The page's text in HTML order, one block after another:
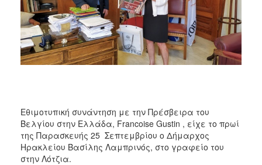
2006
ΔΗΜΟΤΗΣ
ΗΡΑΚΛΕΙΟ
Εθιμοτυπική συνάντηση με την Πρέσβειρα του
Βελγίου στην Ελλάδα, Francoise Gustin , είχε το πρωί
της Παρασκευής 25 Σεπτεμβρίου ο Δήμαρχος
Ηρακλείου Βασίλης Λαμπρινός, στο γραφείο του
στην Λότζια.